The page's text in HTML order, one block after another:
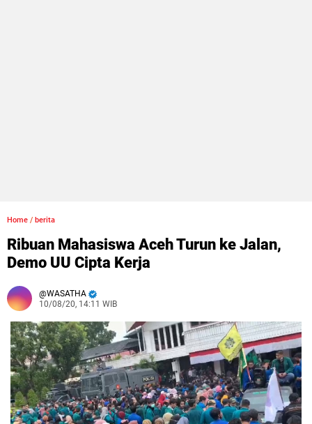
Home / berita
Ribuan Mahasiswa Aceh Turun ke Jalan,
Demo UU Cipta Kerja
WASATHA
10/08/20, 14:11 WIB